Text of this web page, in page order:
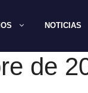
NOTICIAS
de